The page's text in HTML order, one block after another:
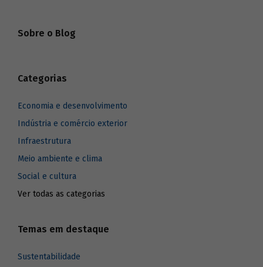
Sobre o Blog
Categorias
Economia e desenvolvimento
Indústria e comércio exterior
Infraestrutura
Meio ambiente e clima
Social e cultura
Ver todas as categorias
Temas em destaque
Sustentabilidade